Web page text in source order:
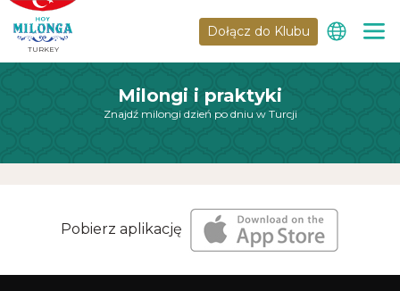
TURKEY
Dołącz do Klubu
Milongi i praktyki
Znajdź milongi dzień po dniu w Turcji
Pobierz aplikację